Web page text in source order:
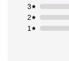
1
2
3